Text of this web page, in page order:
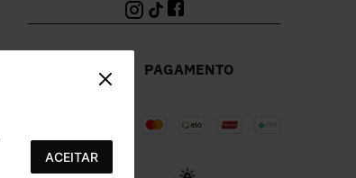
ACEITAR
PAGAMENTO